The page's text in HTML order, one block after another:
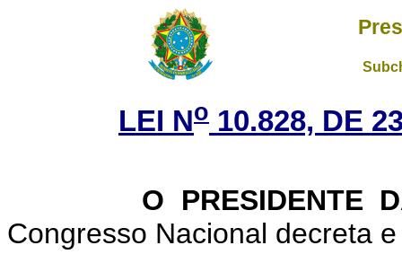
LEI No 10.828, DE
O PRESIDENTE DA
Congresso Nacional decreta